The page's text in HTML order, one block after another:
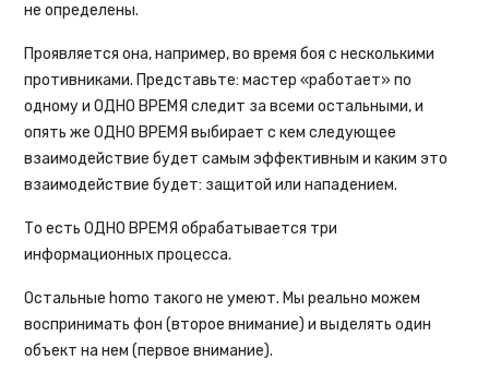
не определены.
Проявляется она, например, во время боя с несколькими
противниками. Представьте: мастер «работает» по
одному и ОДНО ВРЕМЯ следит за всеми остальными, и
опять же ОДНО ВРЕМЯ выбирает с кем следующее
взаимодействие будет самым эффективным и каким это
взаимодействие будет: защитой или нападением.
То есть ОДНО ВРЕМЯ обрабатывается три
информационных процесса.
Остальные homo такого не умеют. Мы реально можем
воспринимать фон (второе внимание) и выделять один
объект на нем (первое внимание).